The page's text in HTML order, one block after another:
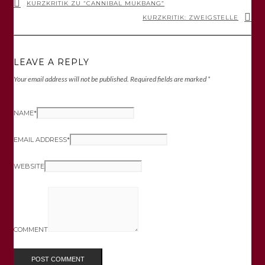
KURZKRITIK ZU “CANNIBAL MUKBANG”
KURZKRITIK: ZWEIGSTELLE
LEAVE A REPLY
Your email address will not be published. Required fields are marked *
NAME*
EMAIL ADDRESS*
WEBSITE
COMMENT